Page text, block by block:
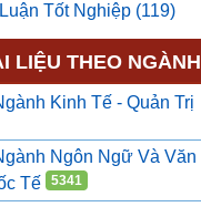
Tốt Nghiệp (119)
Tốt Nghiệp (61)
Chí (2)
tiến sĩ (11)
cứu khoa học (79)
văn (4952)
Bản (2484)
Quốc (1866)
LIỆU THEO NGÀNH
Kinh Tế - Quản Trị
Ngôn Ngữ Và Văn
Tế 5341